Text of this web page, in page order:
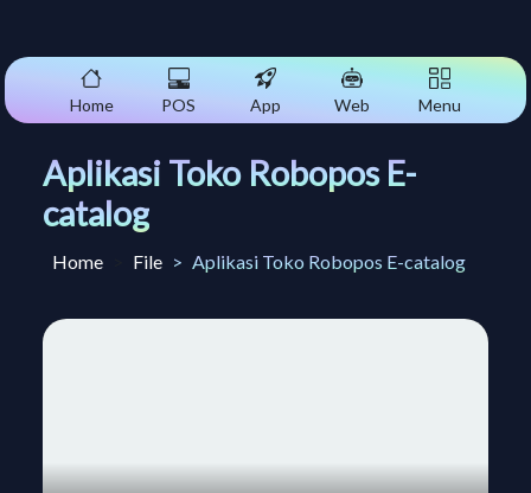
Home POS App Web Menu
Aplikasi Toko Robopos E-
catalog
Home File Aplikasi Toko Robopos E-catalog